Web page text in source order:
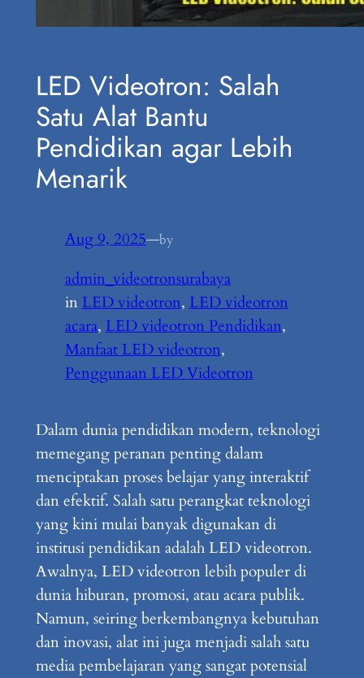
LED Videotron: Salah
Satu Alat Bantu
Pendidikan agar Lebih
Menarik
Aug 9, 2025—by
admin_videotronsurabaya
in LED videotron, LED videotron
acara, LED videotron Pendidikan
Manfaat LED videotron
Penggunaan LED Videotron
Dalam dunia pendidikan modern, teknologi
memegang peranan penting dalam
menciptakan proses belajar yang interaktif
dan efektif. Salah satu perangkat teknologi
yang kini mulai banyak digunakan di
institusi pendidikan adalah LED videotron.
Awalnya, LED videotron lebih populer di
dunia hiburan, promosi, atau acara publik.
Namun, seiring berkembangnya kebutuhan
dan inovasi, alat ini juga menjadi salah satu
media pembelajaran yang sangat potensial